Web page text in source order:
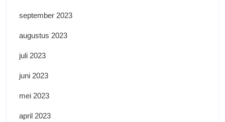
september 2023
augustus 2023
juli 2023
juni 2023
mei 2023
april 2023